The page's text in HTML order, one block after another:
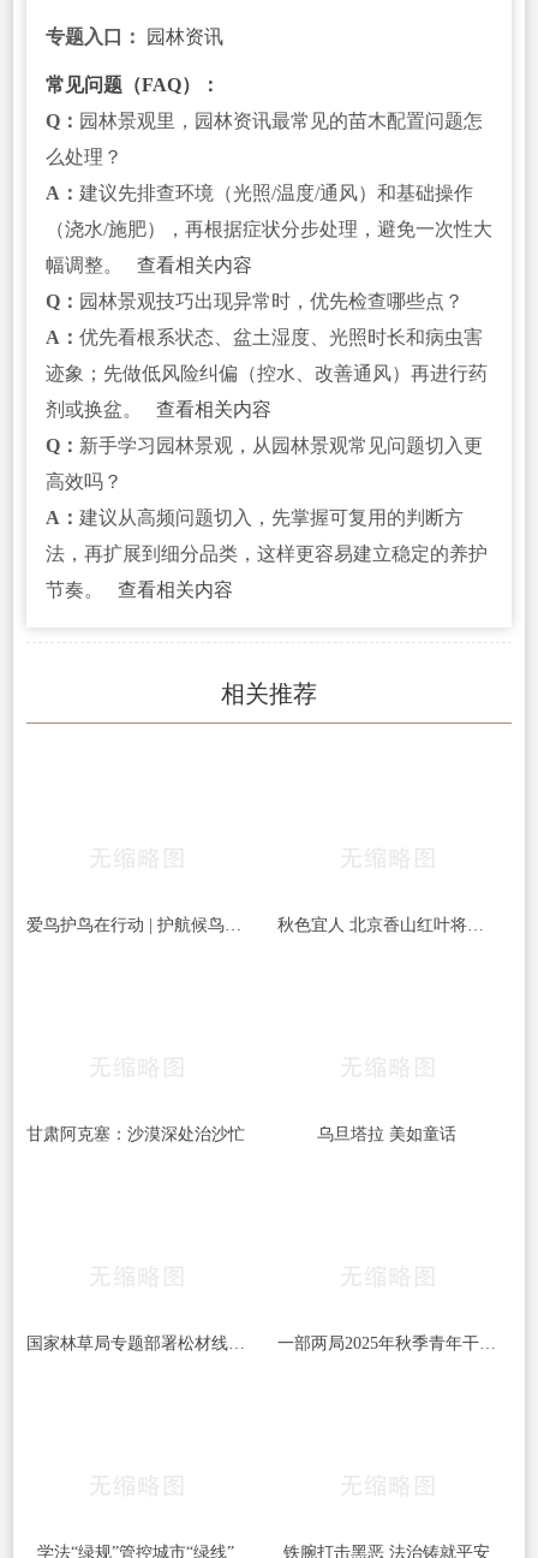
专题入口： 园林资讯
常见问题（FAQ）：
Q： 园林景观里，园林资讯最常见的苗木配置问题怎
么处理？
A： 建议先排查环境（光照/温度/通风）和基础操作
（浇水/施肥），再根据症状分步处理，避免一次性大
幅调整。
查看相关内容
Q： 园林景观技巧出现异常时，优先检查哪些点？
A： 优先看根系状态、盆土湿度、光照时长和病虫害
迹象；先做低风险纠偏（控水、改善通风）再进行药
剂或换盆。
查看相关内容
Q： 新手学习园林景观，从园林景观常见问题切入更
高效吗？
A： 建议从高频问题切入，先掌握可复用的判断方
法，再扩展到细分品类，这样更容易建立稳定的养护
节奏。
查看相关内容
相关推荐
爱鸟护鸟在行动 | 护航候鸟迁徙，守护鸟类家园！哈尔滨青少年在行动…… 秋色宜人 北京香山红叶将迎最佳观赏期
甘肃阿克塞：沙漠深处治沙忙 乌旦塔拉 美如童话
国家林草局专题部署松材线虫病等疫情防控工作 一部两局2025年秋季青年干部培训班和处级干部进修班开班
学法“绿规”管控城市“绿线” 铁腕打击黑恶 法治铸就平安